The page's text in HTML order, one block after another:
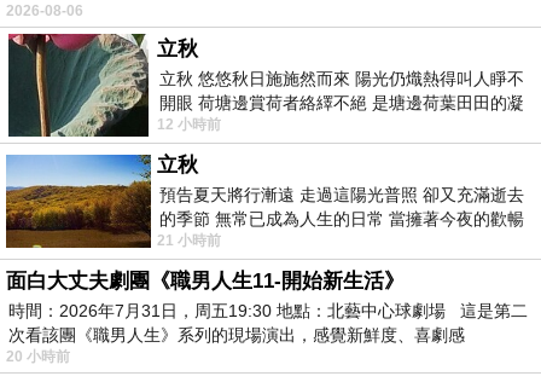
各位創作坊的大朋友、小朋友，大家好：
好久沒私接外快賺零用錢了，以前年輕從黑
手轉設計，為了訓練自己的設計能力，會用下班
的時間接案子回家做，從幾百塊到一個案子二十
萬的都接過，但說真的，沒有一個比這兩千五的
單「大到」讓我感到害怕。兩千五不是價格，而
是我人生中第一篇「長文」。
我的個性真的很自虐，就像我太太聽完我的
感情史得出來的結論。一開始聽到其實內心很抗
拒，內心的小惡魔不斷對我喊：「兩千五！拜
2026-08-06
立秋
立秋 悠悠秋日施施然而來 陽光仍熾熱得叫人睜不
開眼 荷塘邊賞荷者絡繹不絕 是塘邊荷葉田田的凝
望 風中飄逸的是映日荷花別樣紅
12 小時前
立秋
預告夏天將行漸遠 走過這陽光普照 卻又充滿逝去
的季節 無常已成為人生的日常 當擁著今夜的歡暢
舒心 轉眼驟成昨日 而明晨 太陽
21 小時前
面白大丈夫劇團《職男人生11-開始新生活》
時間：2026年7月31日，周五19:30 地點：北藝中心球劇場 這是第二
次看該團《職男人生》系列的現場演出，感覺新鮮度、喜劇感
20 小時前